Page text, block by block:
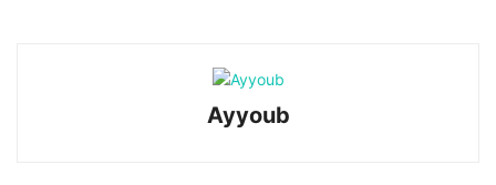
Ayyoub